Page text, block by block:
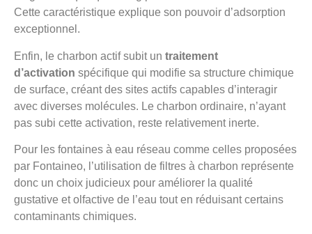
Cette caractéristique explique son pouvoir d’adsorption
exceptionnel.
Enfin, le charbon actif subit un traitement
d’activation spécifique qui modifie sa structure chimique
de surface, créant des sites actifs capables d’interagir
avec diverses molécules. Le charbon ordinaire, n’ayant
pas subi cette activation, reste relativement inerte.
Pour les fontaines à eau réseau comme celles proposées
par Fontaineo, l’utilisation de filtres à charbon représente
donc un choix judicieux pour améliorer la qualité
gustative et olfactive de l’eau tout en réduisant certains
contaminants chimiques.